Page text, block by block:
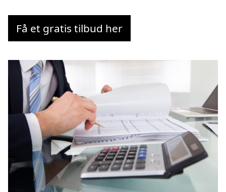
Få et gratis tilbud her